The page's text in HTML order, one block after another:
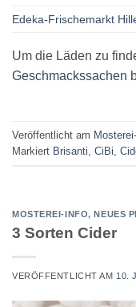
Edeka-Frischemarkt
Um die Läden zu
Geschmackssachen
Veröffentlicht am
Markiert Brisanti CiBi
MOSTEREI-INFO, NEUES
3 Sorten Cider
VERÖFFENTLICHT AM 10.